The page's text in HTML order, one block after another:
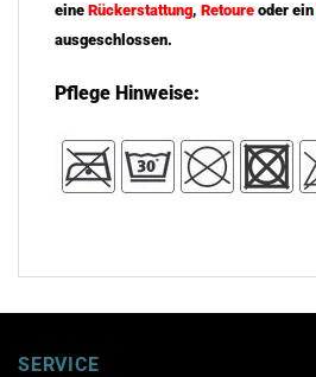
eine Rückerstattung, Retoure oder ein
ausgeschlossen.
Pflege Hinweise:
SERVICE